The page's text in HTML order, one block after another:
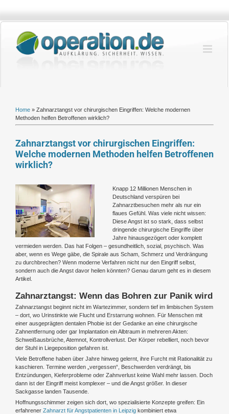
springen
Home » Zahnarztangst vor chirurgischen Eingriffen: Welche modernen
Methoden helfen Betroffenen wirklich?
Zahnarztangst vor chirurgischen Eingriffen:
Welche modernen Methoden helfen Betroffenen
wirklich?
Zeige
grösseres
Bild
Knapp 12 Millionen Menschen in
Deutschland verspüren bei
Zahnarztbesuchen mehr als nur ein
flaues Gefühl. Was viele nicht wissen:
Diese Angst ist so stark, dass selbst
dringende chirurgische Eingriffe über
Jahre hinausgezögert oder komplett
vermieden werden. Das hat Folgen – gesundheitlich, sozial, psychisch. Was
aber, wenn es Wege gäbe, die Spirale aus Scham, Schmerz und Verdrängung
zu durchbrechen? Wenn moderne Verfahren nicht nur den Eingriff selbst,
sondern auch die Angst davor heilen könnten? Genau darum geht es in diesem
Artikel.
Zahnarztangst: Wenn das Bohren zur Panik wird
Zahnarztangst beginnt nicht im Wartezimmer, sondern tief im limbischen System
– dort, wo Urinstinkte wie Flucht und Erstarrung wohnen. Für Menschen mit
einer ausgeprägten dentalen Phobie ist der Gedanke an eine chirurgische
Zahnentfernung oder gar Implantation ein Albtraum in mehreren Akten:
Schweißausbrüche, Atemnot, Kontrollverlust. Der Körper rebelliert, noch bevor
der Stuhl in Liegeposition gefahren ist.
Viele Betroffene haben über Jahre hinweg gelernt, ihre Furcht mit Rationalität zu
kaschieren. Termine werden „vergessen“, Beschwerden verdrängt, bis
Entzündungen, Kieferprobleme oder Zahnverlust keine Wahl mehr lassen. Doch
dann ist der Eingriff meist komplexer – und die Angst größer. In dieser
Sackgasse landen Tausende.
Hoffnungsschimmer zeigen sich dort, wo spezialisierte Konzepte greifen: Ein
erfahrener Zahnarzt für Angstpatienten in Leipzig kombiniert etwa